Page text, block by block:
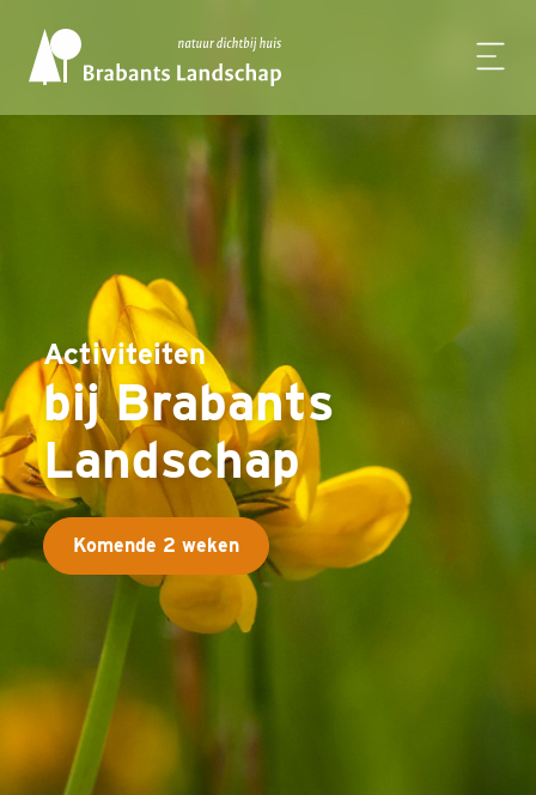
Activiteiten
bij Brabants
Landschap
Komende 2 weken